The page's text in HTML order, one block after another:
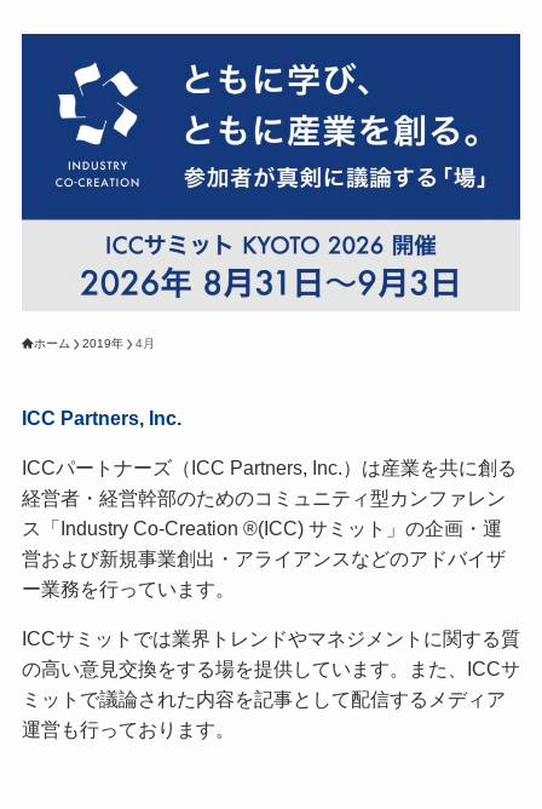
ホーム 2019年 4月
ICC Partners, Inc.
ICCパートナーズ（ICC Partners, Inc.）は産業を共に創る
経営者・経営幹部のためのコミュニティ型カンファレン
ス「Industry Co-Creation ®(ICC) サミット」の企画・運
営および新規事業創出・アライアンスなどのアドバイザ
ー業務を行っています。
ICCサミットでは業界トレンドやマネジメントに関する質
の高い意見交換をする場を提供しています。また、ICCサ
ミットで議論された内容を記事として配信するメディア
運営も行っております。